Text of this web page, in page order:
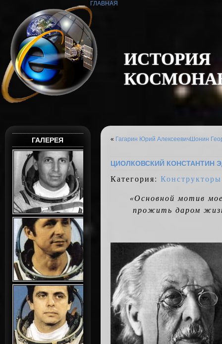
ИСТОРИЯ
КОСМОНА
ГЛАВНАЯ
ГАЛЕРЕЯ « Гагарин Юрий АлексеевичШонин
ЦИОЛКОВСКИЙ КОНСТАНТИН
Категория: Конструкторы
«Основной мотив
прожить даром